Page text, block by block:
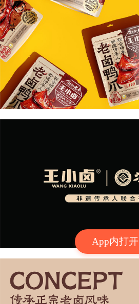
App内打开